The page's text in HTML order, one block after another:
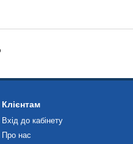
Клієнтам
Вхід до кабінету
Про нас